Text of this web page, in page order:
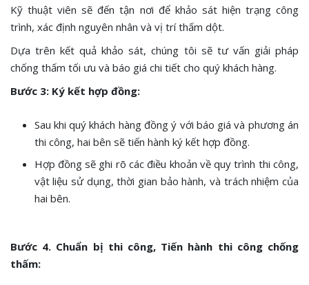
Kỹ thuật viên sẽ đến tận nơi để khảo sát hiện trạng công
trình, xác định nguyên nhân và vị trí thấm dột.
Dựa trên kết quả khảo sát, chúng tôi sẽ tư vấn giải pháp
chống thấm tối ưu và báo giá chi tiết cho quý khách hàng.
Bước 3: Ký kết hợp đồng:
Sau khi quý khách hàng đồng ý với báo giá và phương án
thi công, hai bên sẽ tiến hành ký kết hợp đồng.
Hợp đồng sẽ ghi rõ các điều khoản về quy trình thi công,
vật liệu sử dụng, thời gian bảo hành, và trách nhiệm của
hai bên.
Bước 4. Chuẩn bị thi công, Tiến hành thi công chống
thấm: